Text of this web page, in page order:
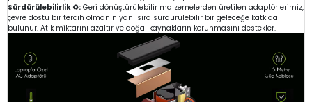
Sürdürülebilirlik ♻️: Geri dönüştürülebilir malzemelerden üretilen adaptörlerimiz,
çevre dostu bir tercih olmanın yanı sıra sürdürülebilir bir geleceğe katkıda
bulunur. Atık miktarını azaltır ve doğal kaynakların korunmasını destekler.